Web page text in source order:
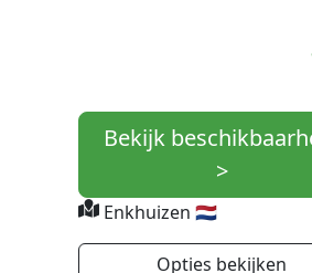
Bekijk
>
Enkhuizen 🇳🇱
Opties bekijken